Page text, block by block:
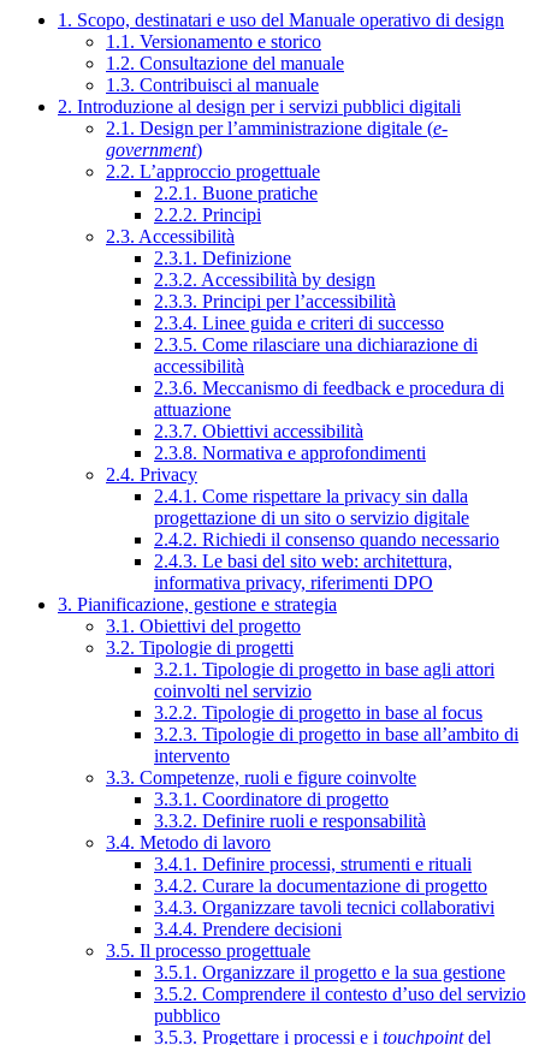
1. Scopo, destinatari e uso del Manuale operativo di design
1.1. Versionamento e storico
1.2. Consultazione del manuale
1.3. Contribuisci al manuale
2. Introduzione al design per i servizi pubblici digitali
2.1. Design per l’amministrazione digitale (e-
government)
2.2. L’approccio progettuale
2.2.1. Buone pratiche
2.2.2. Principi
2.3. Accessibilità
2.3.1. Definizione
2.3.2. Accessibilità by design
2.3.3. Principi per l’accessibilità
2.3.4. Linee guida e criteri di successo
2.3.5. Come rilasciare una dichiarazione di
accessibilità
2.3.6. Meccanismo di feedback e procedura di
attuazione
2.3.7. Obiettivi accessibilità
2.3.8. Normativa e approfondimenti
2.4. Privacy
2.4.1. Come rispettare la privacy sin dalla
progettazione di un sito o servizio digitale
2.4.2. Richiedi il consenso quando necessario
2.4.3. Le basi del sito web: architettura,
informativa privacy, riferimenti DPO
3. Pianificazione, gestione e strategia
3.1. Obiettivi del progetto
3.2. Tipologie di progetti
3.2.1. Tipologie di progetto in base agli attori
coinvolti nel servizio
3.2.2. Tipologie di progetto in base al focus
3.2.3. Tipologie di progetto in base all’ambito di
intervento
3.3. Competenze, ruoli e figure coinvolte
3.3.1. Coordinatore di progetto
3.3.2. Definire ruoli e responsabilità
3.4. Metodo di lavoro
3.4.1. Definire processi, strumenti e rituali
3.4.2. Curare la documentazione di progetto
3.4.3. Organizzare tavoli tecnici collaborativi
3.4.4. Prendere decisioni
3.5. Il processo progettuale
3.5.1. Organizzare il progetto e la sua gestione
3.5.2. Comprendere il contesto d’uso del servizio
pubblico
3.5.3. Progettare i processi e i touchpointdel